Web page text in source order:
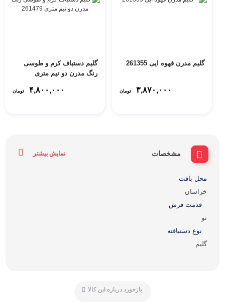
گلیم مدرن قهوه ایی 261355
۳,۸۷۰,۰۰۰ تومان
گلیم دستباف کرم و طوسی
رنگ مدرن دو نیم متری
۴,۸۰۰,۰۰۰ تومان
مشخصات نمایش بیشتر
محل بافت
خراسان
قدمت فرش
نو
نوع دستبافته
گلیم
بازخورد درباره این کالا